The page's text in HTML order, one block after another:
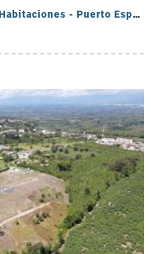
Se Arrienda Apartamento de 3 Habitaciones - Puerto Espejo